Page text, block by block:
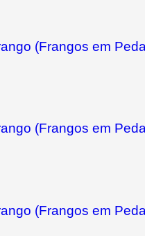
(Frangos em
(Frangos em
(Frangos em